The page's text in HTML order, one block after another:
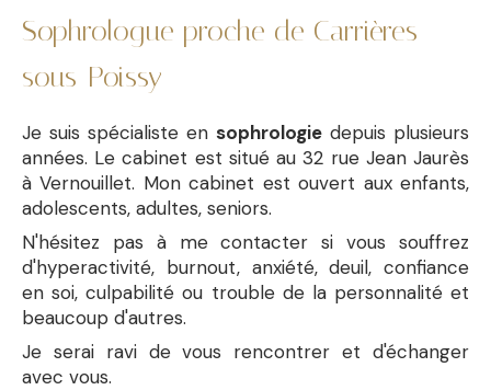
Sophrologue proche de Carrières-
sous-Poissy
Je suis spécialiste en sophrologie depuis plusieurs
années. Le cabinet est situé au 32 rue Jean Jaurès
à Vernouillet. Mon cabinet est ouvert aux enfants,
adolescents, adultes, seniors.
N'hésitez pas à me contacter si vous souffrez
d'hyperactivité, burnout, anxiété, deuil, confiance
en soi, culpabilité ou trouble de la personnalité et
beaucoup d'autres.
Je serai ravi de vous rencontrer et d'échanger
avec vous.